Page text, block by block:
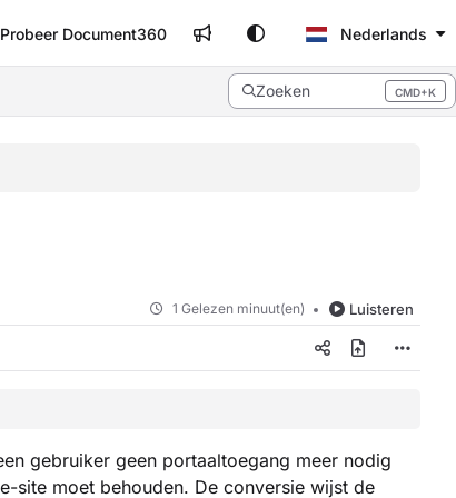
Probeer Document360 Nederlands
Zoeken CMD+K
Press CMD+K to open search
1 Gelezen minuut(en) Luisteren
gebruiker geen portaaltoegang meer nodig
site moet behouden. De conversie wijst de